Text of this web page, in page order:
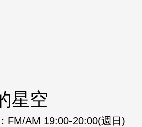
星空
FM/AM 19:00-20:00(週日)